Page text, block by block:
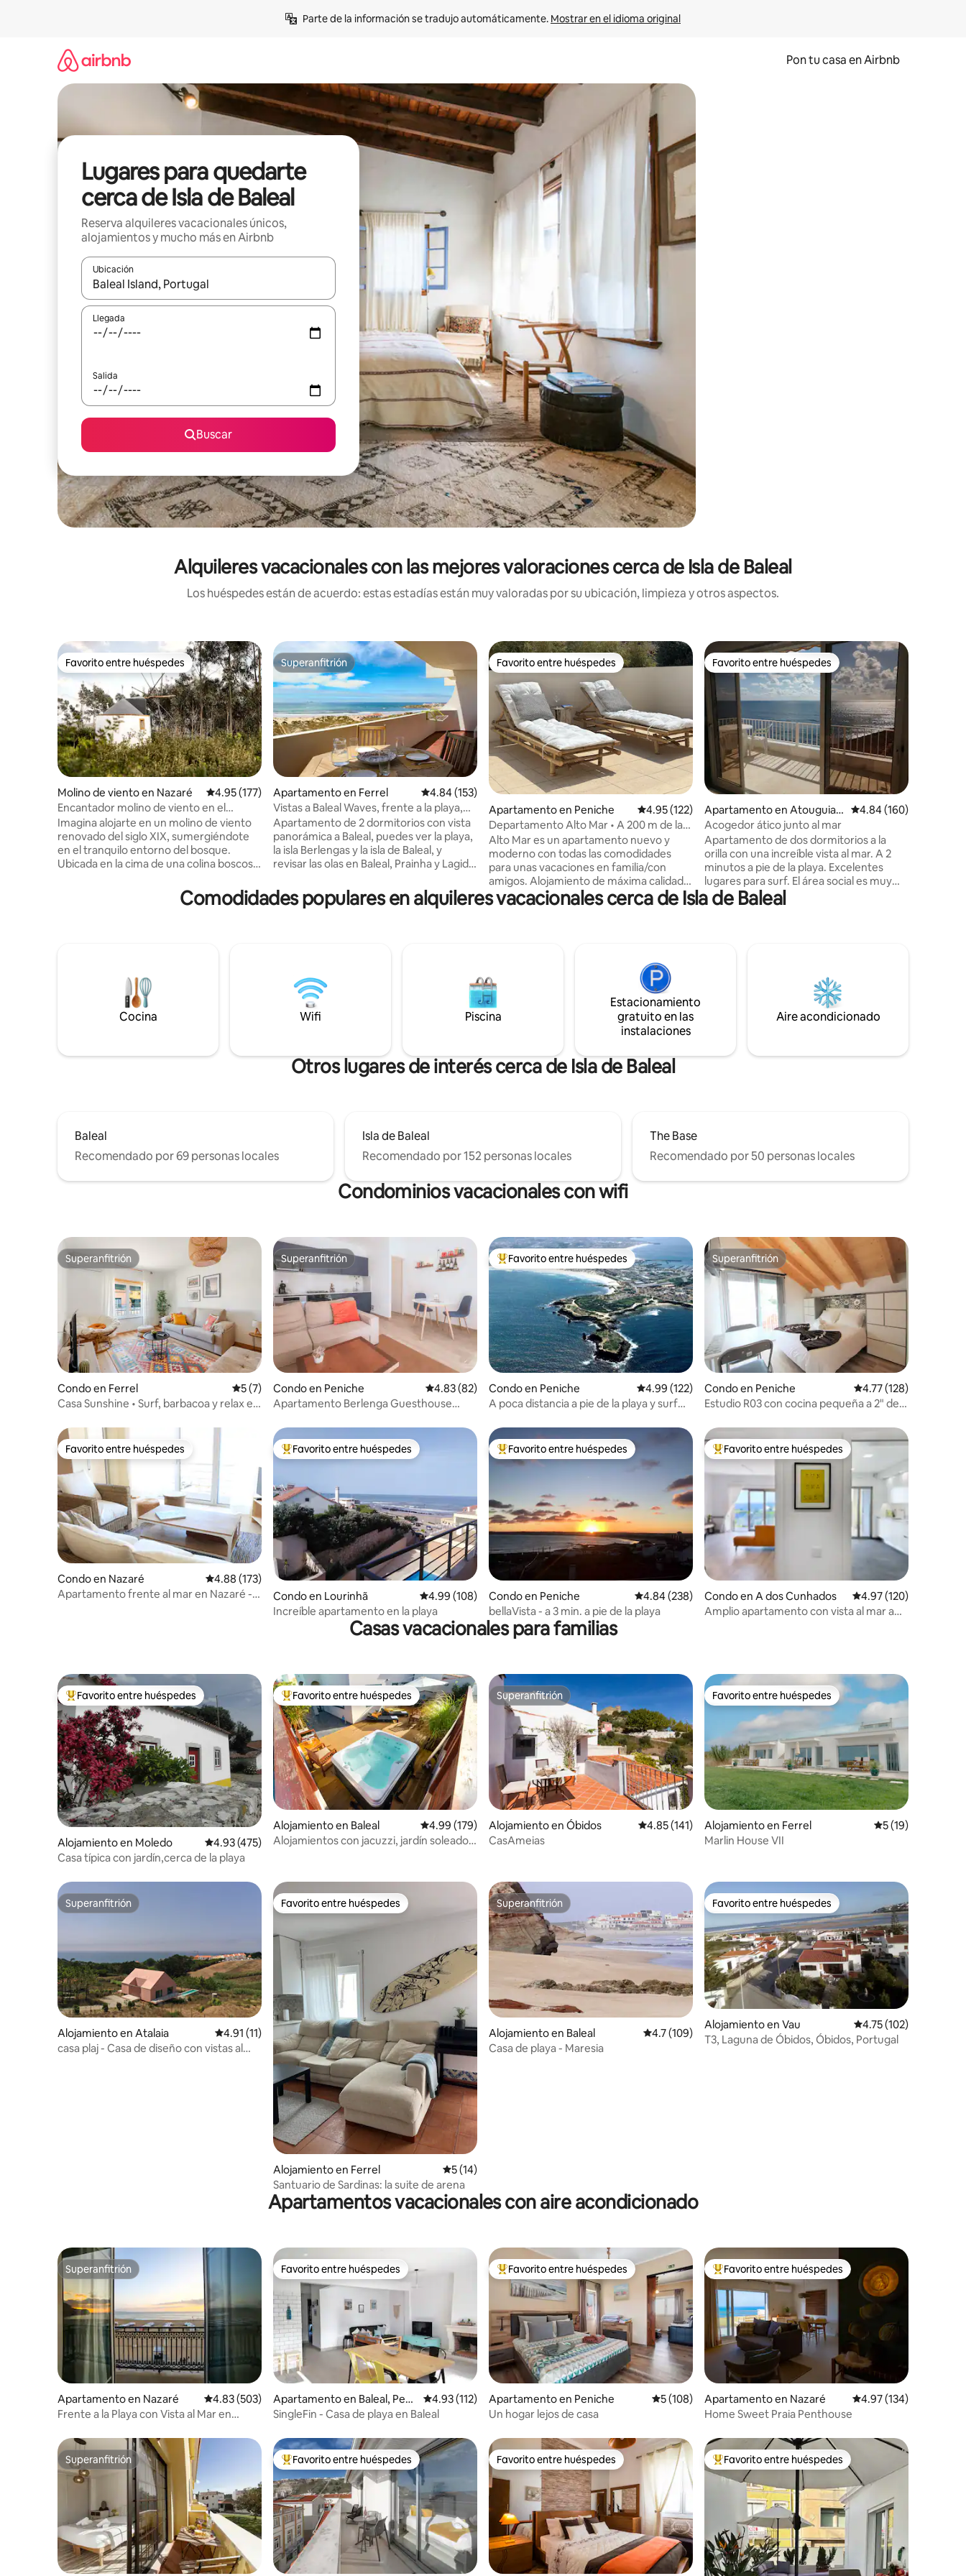
Parte de la información se tradujo automáticamente. Mostrar en el idioma original
Pon tu casa en Airbnb
Lugares para quedarte
cerca de Isla de Baleal
Reserva alquileres vacacionales únicos,
alojamientos y mucho más en Airbnb
Ubicación
Cuando los resultados estén disponibles, navega con las teclas de flecha hacia arriba y hacia abajo o explora con el tacto o desliza el dedo.
Llegada
Salida
Buscar
Alquileres vacacionales con las mejores valoraciones cerca de Isla de Baleal
Los huéspedes están de acuerdo: estas estadías están muy valoradas por su ubicación, limpieza y otros aspectos.
Favorito entre huéspedes
Favorito entre huéspedes
Molino de viento en Nazaré Calificación promedio: 4.95 de 5, 177 reseñas
4.95 (177)
Encantador molino de viento en el
bosque, a 10 minutos de la playa
Imagina alojarte en un molino de viento
renovado del siglo XIX, sumergiéndote
en el tranquilo entorno del bosque.
Ubicada en la cima de una colina boscosa,
permite disfrutar de los senderos
adyacentes y bañarte en la naturaleza y
mundo, la pintoresca ciudad portuaria de
Sao Martinho y el pueblo medieval de
Óbidos, a solo unos minutos.
Superanfitrión
Superanfitrión
Apartamento en Ferrel Calificación promedio: 4.84 de 5, 153 reseñas
4.84 (153)
Vistas a Baleal Waves, frente a la playa,
con🔥 calefacción
Apartamento de 2 dormitorios con vista
panorámica a Baleal, puedes ver la playa,
la isla Berlengas y la isla de Baleal, y
revisar las olas en Baleal, Prainha y Lagide
balcones. Se encuentra en la primera
línea de la playa en la torre Sol Village 1. La
relajantes. El lugar tiene dos aire
acondicionado y un calentador eléctrico
para mantenerte caliente.
Favorito entre huéspedes
Favorito entre huéspedes
Apartamento en Peniche Calificación promedio: 4.95 de 5, 122 reseñas
4.95 (122)
Departamento Alto Mar • A 200 m de la
playa • Aire acondicionado • Barbacoa +
patio
Alto Mar es un apartamento nuevo y
moderno con todas las comodidades
para unas vacaciones en familia/con
amigos. Alojamiento de máxima calidad
pensando en su comodidad, con aire
acondicionado incluido (refrigeración y
donde podrá disfrutar de una barbacoa,
sillas/mesa y utilizar el agua corriente
para lavar tablas de surf, trajes u otros
equipos. Cuenta con soporte para tablas
de surf y trajes de neopreno.
Favorito entre huéspedes
Favorito entre huéspedes
Apartamento en Atouguia d
a Baleia
Calificación promedio:
4.84 (160)
Acogedor ático junto al mar
Apartamento de dos dormitorios a la
orilla con una increíble vista al mar. A 2
minutos a pie de la playa. Excelentes
lugares para surf. El área social es muy
agradable y la terraza tiene una
orientación perfecta al suroeste para
totalmente equipada con cocina
vitrocerámica, horno eléctrico,
microondas, lavavajillas, cafetera,
Comodidades populares en alquileres vacacionales cerca de Isla de Baleal
Cocina Wifi Piscina
Estacionamiento
gratuito en las
instalaciones
Aire acondicionado
Otros lugares de interés cerca de Isla de Baleal
Baleal
Recomendado por 69 personas locales
Isla de Baleal
Recomendado por 152 personas locales
The Base
Recomendado por 50 personas locales
Condominios vacacionales con wifi
Superanfitrión
Superanfitrión
Condo en Ferrel Calificación promedio: 5 de 5, 7 reseñas
5 (7)
Casa Sunshine • Surf, barbacoa y relax en
Superanfitrión
Superanfitrión
Condo en Peniche Calificación promedio: 4.83 de 5, 82 reseñas
4.83 (82)
Apartamento Berlenga Guesthouse
Favorito entre huéspedes preferido
Favorito entre huéspedes
Condo en Peniche Calificación promedio: 4.99 de 5, 122 reseñas
4.99 (122)
A poca distancia a pie de la playa y surf
Superanfitrión
Superanfitrión
Condo en Peniche Calificación promedio:
4.77 (128)
Estudio R03 con cocina pequeña a 2" de
Favorito entre huéspedes
Favorito entre huéspedes
Condo en Nazaré Calificación promedio: 4.88 de 5, 173 reseñas
4.88 (173)
Apartamento frente al mar en Nazaré -
Favorito entre huéspedes preferido
Favorito entre huéspedes
Condo en Lourinhã Calificación promedio: 4.99 de 5, 108 reseñas
4.99 (108)
Increíble apartamento en la playa
Favorito entre huéspedes preferido
Favorito entre huéspedes
Condo en Peniche Calificación promedio: 4.84 de 5, 238 reseñas
4.84 (238)
bellaVista - a 3 min. a pie de la playa
Favorito entre huéspedes preferido
Favorito entre huéspedes
Condo en A dos Cunhados Calificación promedio:
4.97 (120)
Amplio apartamento con vista al mar a
Casas vacacionales para familias
Favorito entre huéspedes preferido
Favorito entre huéspedes
Alojamiento en Moledo Calificación promedio: 4.93 de 5, 475 reseñas
4.93 (475)
Casa típica con jardín,cerca de la playa
Favorito entre huéspedes preferido
Favorito entre huéspedes
Alojamiento en Baleal Calificación promedio: 4.99 de 5, 179 reseñas
4.99 (179)
Alojamientos con jacuzzi, jardín soleado,
Superanfitrión
Superanfitrión
Alojamiento en Óbidos Calificación promedio: 4.85 de 5, 141 reseñas
4.85 (141)
CasAmeias
Favorito entre huéspedes
Favorito entre huéspedes
Alojamiento en Ferrel Calificación
5 (19)
Marlin House VII
Superanfitrión
Superanfitrión
Alojamiento en Atalaia Calificación promedio: 4.91 de 5, 11 reseñas
4.91 (11)
casa plaj - Casa de diseño con vistas al
Favorito entre huéspedes
Favorito entre huéspedes
Alojamiento en Ferrel Calificación promedio: 5 de 5, 14 reseñas
5 (14)
Santuario de Sardinas: la suite de arena
Superanfitrión
Superanfitrión
Alojamiento en Baleal Calificación promedio: 4.7 de 5, 109 reseñas
4.7 (109)
Casa de playa - Maresia
Favorito entre huéspedes
Favorito entre huéspedes
Alojamiento en Vau Calificación promedio:
4.75 (102)
T3, Laguna de Óbidos, Óbidos, Portugal
Apartamentos vacacionales con aire acondicionado
Superanfitrión
Superanfitrión
Apartamento en Nazaré Calificación promedio: 4.83 de 5, 503 reseñas
4.83 (503)
Frente a la Playa con Vista al Mar en
Favorito entre huéspedes
Favorito entre huéspedes
Apartamento en Baleal, Peni
che
Calificación promedio: 4.93 de 5, 112 reseñas
4.93 (112)
SingleFin - Casa de playa en Baleal
Favorito entre huéspedes preferido
Favorito entre huéspedes
Apartamento en Peniche Calificación promedio: 5 de 5, 108 reseñas
5 (108)
Un hogar lejos de casa
Favorito entre huéspedes preferido
Favorito entre huéspedes
Apartamento en Nazaré Calificación promedio:
4.97 (134)
Home Sweet Praia Penthouse
Superanfitrión
Superanfitrión Favorito entre huéspedes preferido
Favorito entre huéspedes Favorito entre huéspedes
Favorito entre huéspedes Favorito entre huéspedes preferido
Favorito entre huéspedes